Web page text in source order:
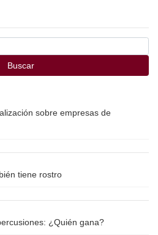
Buscar
sobre empresas de
tiene rostro
¿Quién gana?